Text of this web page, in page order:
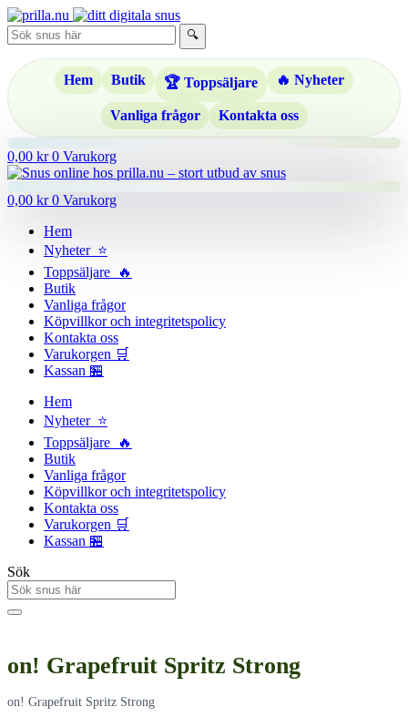
Hoppa
till
innehåll
🔍
Hem Butik 🏆 Toppsäljare 🔥 Nyheter
Vanliga frågor Kontakta oss
0,00 kr 0 Varukorg
0,00 kr 0 Varukorg
Hem
Nyheter ⭐
Toppsäljare 🔥
Butik
Vanliga frågor
Köpvillkor och integritetspolicy
Kontakta oss
Varukorgen 🛒
Kassan 🏪
Hem
Nyheter ⭐
Toppsäljare 🔥
Butik
Vanliga frågor
Köpvillkor och integritetspolicy
Kontakta oss
Varukorgen 🛒
Kassan 🏪
Sök
on! Grapefruit Spritz Strong
on! Grapefruit Spritz Strong